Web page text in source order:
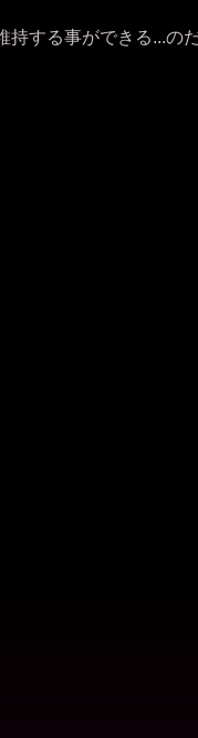
持する事ができる...の